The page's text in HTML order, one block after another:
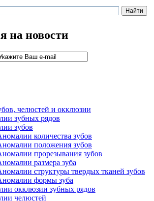
на новости
челюстей и окклюзии
зубных рядов
зубов
количества зубов
положения зубов
прорезывания зубов
размера зуба
структуры твердых тканей зубов
формы зуба
окклюзии зубных рядов
челюстей